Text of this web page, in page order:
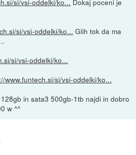
si/vsi-oddelki/ko... Dokaj poceni je
si/vsi-oddelki/ko... Glih tok da ma
si/vsi-oddelki/ko...
www.funtech.si/si/vsi-oddelki/ko...
in sata3 500gb-1tb najdi in dobro
w ^^